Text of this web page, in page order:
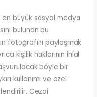
büyük sosyal medya
bulunan bu
fotoğrafını paylaşmak
kişilik haklarının ihlal
böyle bir
kullanımı ve özel
Cezai